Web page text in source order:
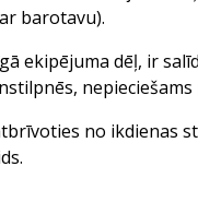
barotavu).
ekipējuma dēļ, ir
nepieciešams
no ikdienas